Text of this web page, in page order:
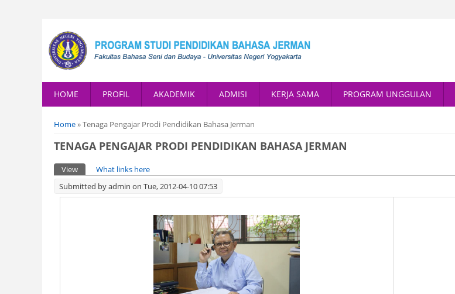
HOME PROFIL AKADEMIK ADMISI KERJA SAMA PROGRAM UNGGULAN
You are here
Home» Tenaga Pengajar Prodi Pendidikan Bahasa Jerman
TENAGA PENGAJAR PRODI PENDIDIKAN BAHASA JERMAN
Primary tabs
View (active tab)
What links here
Submitted byadmin on Tue, 2012-04-10 07:53